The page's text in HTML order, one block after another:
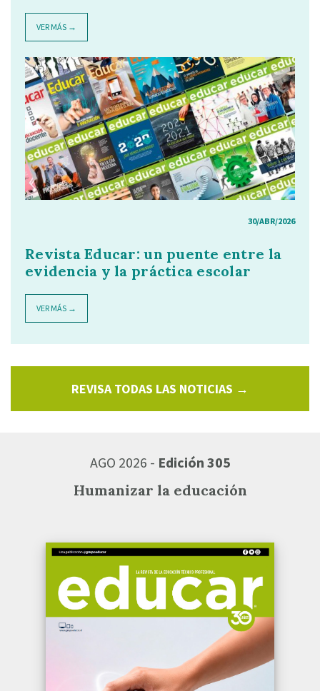
VER MÁS →
30/ABR/2026
Revista Educar: un puente entre la
evidencia y la práctica escolar
VER MÁS →
REVISA TODAS LAS NOTICIAS →
AGO 2026 - Edición 305
Humanizar la educación